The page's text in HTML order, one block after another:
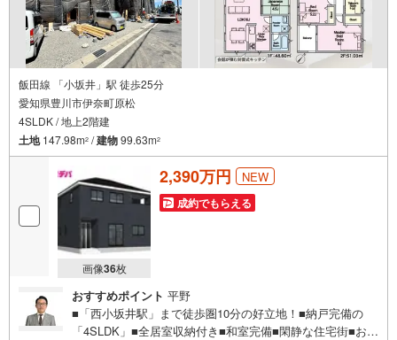
飯田線 「小坂井」駅 徒歩25分
愛知県豊川市伊奈町原松
4SLDK / 地上2階建
土地147.98m2 /建物99.63m2
画像36枚
2,390万円 NEW
成約でもらえる
おすすめポイント 平野
■「西小坂井駅」まで徒歩圏10分の好立地！■納戸完備の
「4SLDK」■全居室収納付き■和室完備■閑静な住宅街■おす